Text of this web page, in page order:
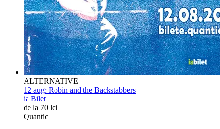
ALTERNATIVE
12 aug: Robin and the Backstabbers
ia Bilet
de la 70 lei
Quantic